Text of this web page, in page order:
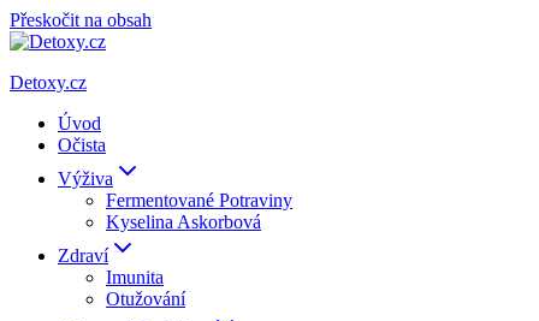
Přeskočit na obsah
Detoxy.cz
Úvod
Očista
Výživa
Fermentované Potraviny
Kyselina Askorbová
Zdraví
Imunita
Otužování